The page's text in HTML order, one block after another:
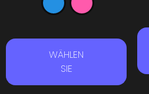
WÄHLEN
SIE